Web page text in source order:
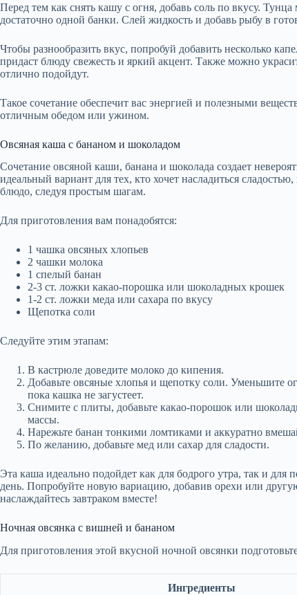
Перед тем как снять кашу с огня, добавь соль по вкусу.
достаточно одной банки. Слей жидкость и добавь рыбу в
Чтобы разнообразить вкус, попробуй добавить несколько
придаст блюду свежесть и яркий акцент. Также можно
отлично подойдут.
Такое сочетание обеспечит вас энергией и полезными
отличным обедом или ужином.
Овсяная каша с бананом и шоколадом
Сочетание овсяной каши, банана и шоколада создает
идеальный вариант для тех, кто хочет насладиться
блюдо, следуя простым шагам.
Для приготовления вам понадобятся:
1 чашка овсяных хлопьев
2 чашки молока
1 спелый банан
2-3 ст. ложки какао-порошка или шоколадных крошек
1-2 ст. ложки меда или сахара по вкусу
Щепотка соли
Следуйте этим этапам:
В кастрюле доведите молоко до кипения.
Добавьте овсяные хлопья и щепотку соли. Уменьшите
пока кашка не загустеет.
Снимите с плиты, добавьте какао-порошок или
массы.
Нарежьте банан тонкими ломтиками и аккуратно
По желанию, добавьте мед или сахар для сладости.
Эта каша идеально подойдет как для бодрого утра, так и для
день. Попробуйте новую вариацию, добавив орехи или
наслаждайтесь завтраком вместе!
Ночная овсянка с вишней и бананом
Для приготовления этой вкусной ночной овсянки
Ингредиенты